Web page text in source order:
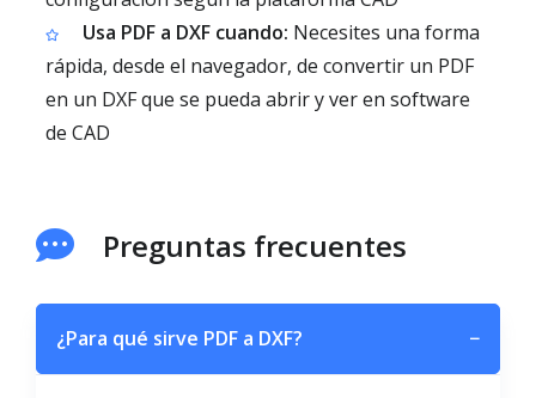
Usa PDF a DXF cuando: Necesites una forma
rápida, desde el navegador, de convertir un PDF
en un DXF que se pueda abrir y ver en software
de CAD
Preguntas frecuentes
¿Para qué sirve PDF a DXF? −